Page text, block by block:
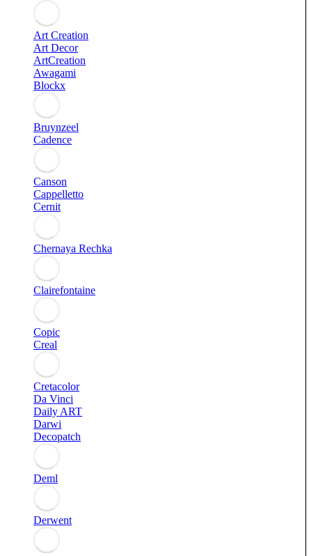
Art Creation
Art Decor
ArtCreation
Awagami
Blockx
Bruynzeel
Cadence
Canson
Cappelletto
Cernit
Chernaya Rechka
Clairefontaine
Copic
Creal
Cretacolor
Da Vinci
Daily ART
Darwi
Decopatch
Deml
Derwent